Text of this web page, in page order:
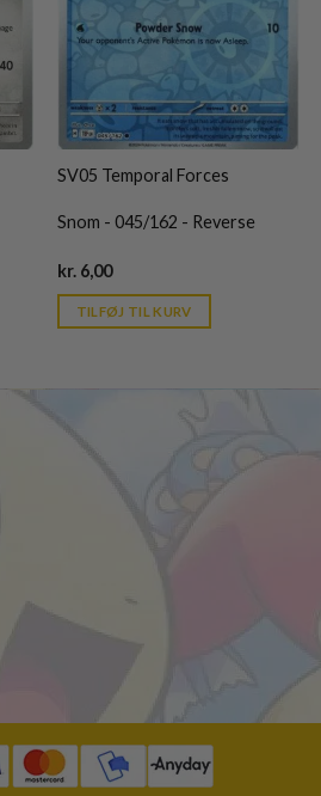
SV05 Temporal Forces
Snom - 045/162 - Reverse
kr.6,00Current
is:
kr. 39,95.
TILFØJ TIL KURV